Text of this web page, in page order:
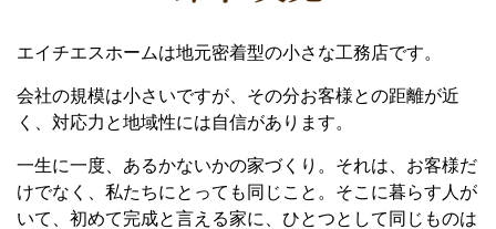
エイチエスホームは地元密着型の小さな工務店です。
会社の規模は小さいですが、その分お客様との距離が近
く、対応力と地域性には自信があります。
一生に一度、あるかないかの家づくり。それは、お客様だ
けでなく、私たちにとっても同じこと。そこに暮らす人が
いて、初めて完成と言える家に、ひとつとして同じものは